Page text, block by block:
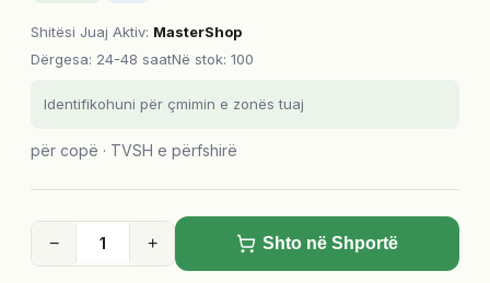
Shitësi Juaj Aktiv: MasterShop
Dërgesa: 24-48 saatNë stok: 100
Identifikohuni për çmimin e zonës tuaj
për copë · TVSH e përfshirë
− + Shto në Shportë